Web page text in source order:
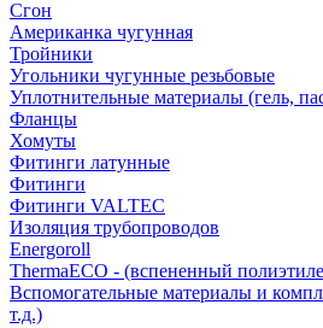
Сгон
Американка чугунная
Тройники
Угольники чугунные резьбовые
Уплотнительные материалы (гель,
Фланцы
Хомуты
Фитинги латунные
Фитинги
Фитинги VALTEC
Изоляция трубопроводов
Energoroll
ThermaECO - (вспененный
Вспомогательные материалы и
т.д.)